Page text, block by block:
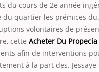
du cours de 2e année
du quartier les prémices du.
volontaires de
cette Acheter Du
afin de interventions
à la part des. Jessaye